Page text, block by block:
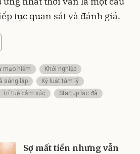
tục quan sát và đánh giá.
mạo hiểm
Khởi nghiệp
sáng lập
Kỷ luật tâm lý
Trí tuệ cảm xúc
Startup lạc đà
Sợ mất tiền nhưng vẫn